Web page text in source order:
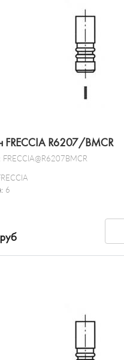
FRECCIA R6207/BMCR
FRECCIA@R6207BMCR
6